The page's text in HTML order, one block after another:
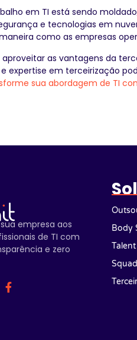
em TI está sendo
e tecnologias em
como as empresas
aproveitar as vantagens da
e expertise em terceirização
sua abordagem de TI
empresa aos
de TI com
e zero
Body